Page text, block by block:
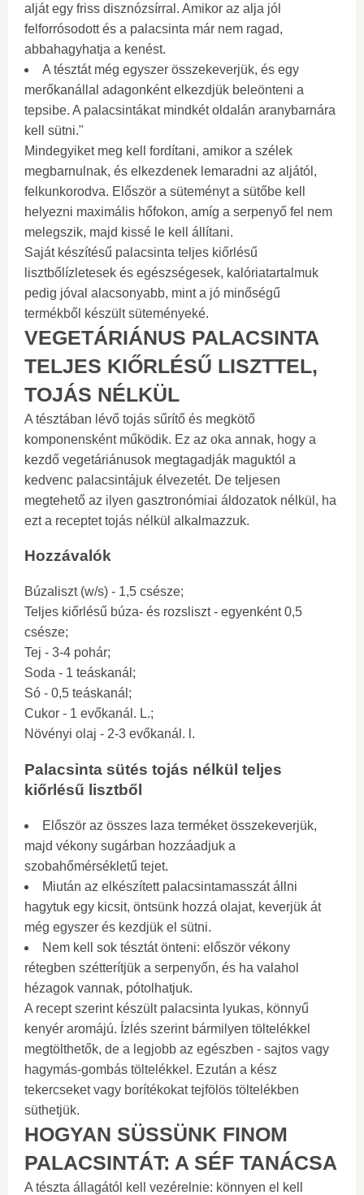
alját egy friss disznózsírral. Amikor az alja jól
felforrósodott és a palacsinta már nem ragad,
abbahagyhatja a kenést.
A tésztát még egyszer összekeverjük, és egy
merőkanállal adagonként elkezdjük beleönteni a
tepsibe. A palacsintákat mindkét oldalán aranybarnára
kell sütni."
Mindegyiket meg kell fordítani, amikor a szélek
megbarnulnak, és elkezdenek lemaradni az aljától,
felkunkorodva. Először a süteményt a sütőbe kell
helyezni maximális hőfokon, amíg a serpenyő fel nem
melegszik, majd kissé le kell állítani.
Saját készítésű palacsinta teljes kiőrlésű
lisztbőlízletesek és egészségesek, kalóriatartalmuk
pedig jóval alacsonyabb, mint a jó minőségű
termékből készült süteményeké.
VEGETÁRIÁNUS PALACSINTA
TELJES KIŐRLÉSŰ LISZTTEL,
TOJÁS NÉLKÜL
A tésztában lévő tojás sűrítő és megkötő
komponensként működik. Ez az oka annak, hogy a
kezdő vegetáriánusok megtagadják maguktól a
kedvenc palacsintájuk élvezetét. De teljesen
megtehető az ilyen gasztronómiai áldozatok nélkül, ha
ezt a receptet tojás nélkül alkalmazzuk.
Hozzávalók
Búzaliszt (w/s) - 1,5 csésze;
Teljes kiőrlésű búza- és rozsliszt - egyenként 0,5
csésze;
Tej - 3-4 pohár;
Soda - 1 teáskanál;
Só - 0,5 teáskanál;
Cukor - 1 evőkanál. L.;
Növényi olaj - 2-3 evőkanál. l.
Palacsinta sütés tojás nélkül teljes
kiőrlésű lisztből
Először az összes laza terméket összekeverjük,
majd vékony sugárban hozzáadjuk a
szobahőmérsékletű tejet.
Miután az elkészített palacsintamasszát állni
hagytuk egy kicsit, öntsünk hozzá olajat, keverjük át
még egyszer és kezdjük el sütni.
Nem kell sok tésztát önteni: először vékony
rétegben szétterítjük a serpenyőn, és ha valahol
hézagok vannak, pótolhatjuk.
A recept szerint készült palacsinta lyukas, könnyű
kenyér aromájú. Ízlés szerint bármilyen töltelékkel
megtölthetők, de a legjobb az egészben - sajtos vagy
hagymás-gombás töltelékkel. Ezután a kész
tekercseket vagy borítékokat tejfölös töltelékben
süthetjük.
HOGYAN SÜSSÜNK FINOM
PALACSINTÁT: A SÉF TANÁCSA
A tészta állagától kell vezérelnie: könnyen el kell